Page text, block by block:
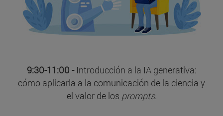
9:30-11:00 -Introducción a la IA generativa:
cómo aplicarla a la comunicación de la ciencia y
el valor de los prompts.